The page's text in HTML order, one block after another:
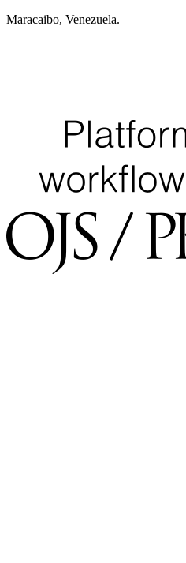
Maracaibo, Venezuela.